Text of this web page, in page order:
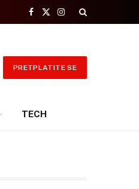
Facebook
X
Instagram
PRETPLATITE SE
TECH